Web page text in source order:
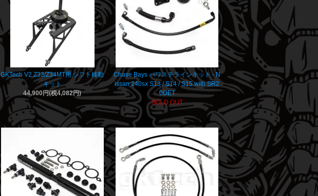
GKTech V2 Z33/Z34MT用 シフト移動
キット
44,900円(税4,082円)
Chase Bays パワステラインキット - N
issan 240sx S13 / S14 / S15 with SR2
0DET
SOLD OUT